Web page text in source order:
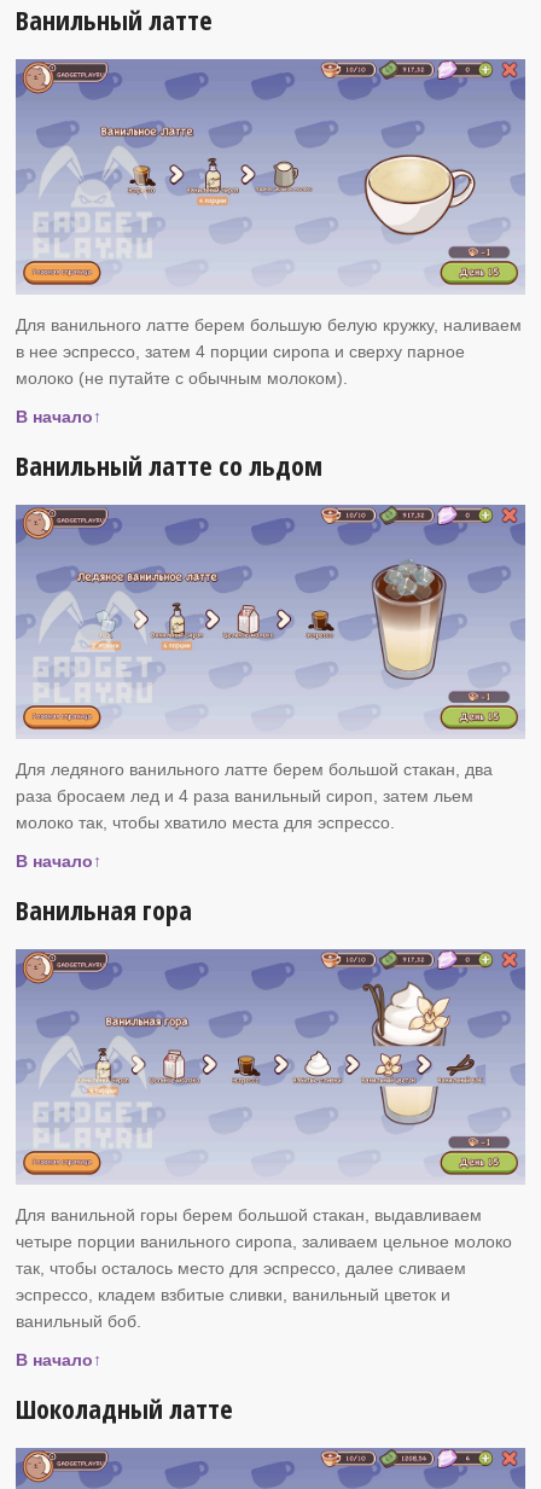
Ванильный латте
Для ванильного латте берем большую белую кружку, наливаем
в нее эспрессо, затем 4 порции сиропа и сверху парное
молоко (не путайте с обычным молоком).
В начало↑
Ванильный латте со льдом
Для ледяного ванильного латте берем большой стакан, два
раза бросаем лед и 4 раза ванильный сироп, затем льем
молоко так, чтобы хватило места для эспрессо.
В начало↑
Ванильная гора
Для ванильной горы берем большой стакан, выдавливаем
четыре порции ванильного сиропа, заливаем цельное молоко
так, чтобы осталось место для эспрессо, далее сливаем
эспрессо, кладем взбитые сливки, ванильный цветок и
ванильный боб.
В начало↑
Шоколадный латте